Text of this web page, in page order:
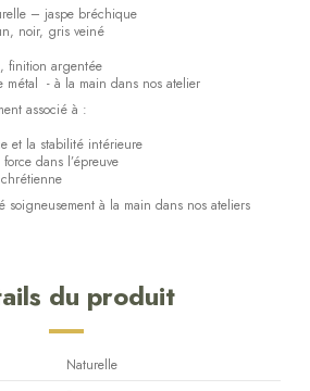
– jaspe bréchique
noir, gris veiné
finition argentée
métal - à la main dans nos atelier
associé à :
et la stabilité intérieure
dans l’épreuve
à la main dans nos ateliers
du produit
Naturelle